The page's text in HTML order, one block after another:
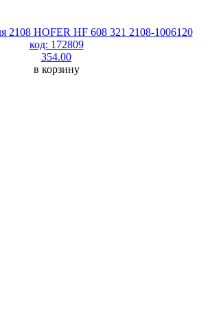
2108 HOFER HF 608 321 2108-1006120
код: 172809
354.00
в корзину